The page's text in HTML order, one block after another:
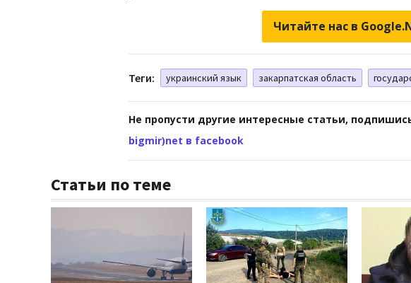
Читайте нас в
Теги: украинский язык закарпатская область
Не пропусти другие интересные статьи,
bigmir)net в facebook
Статьи по теме